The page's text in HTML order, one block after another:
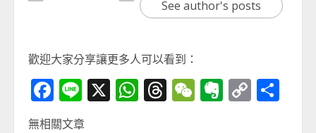
See author's posts
歡迎大家分享讓更多人可以看到：
Facebook
Line
X WhatsApp
Threads
WeChat
Evernote
Copy
無相關文章